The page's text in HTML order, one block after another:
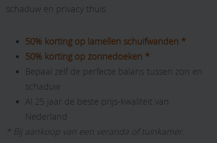
schaduw en privacy thuis.
50% korting op lamellen schuifwanden *
50% korting op zonnedoeken *
Bepaal zelf de perfecte balans tussen zon en
schaduw
Al 25 jaar de beste prijs-kwaliteit van
Nederland
* Bij aankoop van een veranda of tuinkamer.